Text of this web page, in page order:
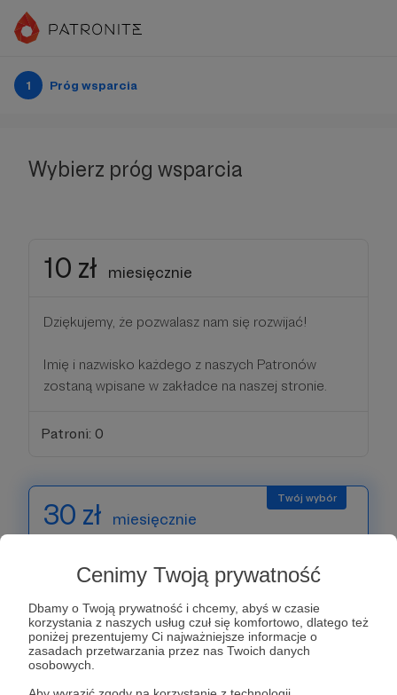
Cenimy Twoją prywatność
Dbamy o Twoją prywatność i chcemy, abyś w czasie
korzystania z naszych usług czuł się komfortowo, dlatego też
poniżej prezentujemy Ci najważniejsze informacje o
zasadach przetwarzania przez nas Twoich danych
osobowych.
1 Próg wsparcia
Wybierz próg wsparcia
10 zł miesięcznie
Dziękujemy, że pozwalasz nam się rozwijać!
Imię i nazwisko każdego z naszych Patronów
zostaną wpisane w zakładce na naszej stronie.
Patroni: 0
30 zł miesięcznie
Dziękujemy, że tworzysz Hectic razem z nami!
Każdy z Patronów, który wybierze ten próg,
otrzyma losową grafikę o wysokiej rozdzielczości,
z przeznaczeniem do wydruku.
Autorami prac będą artyści związani z działaniem